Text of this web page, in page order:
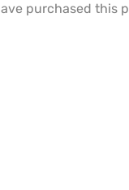
purchased this